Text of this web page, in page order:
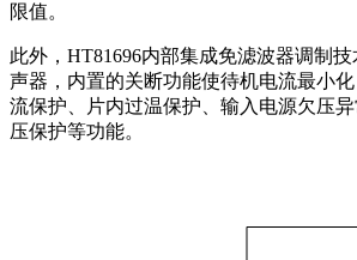
限值。
此外，HT81696内部集成免滤波器调制
声器，内置的关断功能使待机电流最小
流保护、片内过温保护、输入电源欠压
压保护等功能。